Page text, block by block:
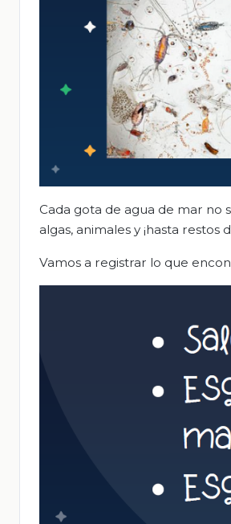
Cada gota de agua de mar no
algas, animales y ¡hasta restos
Vamos a registrar lo que